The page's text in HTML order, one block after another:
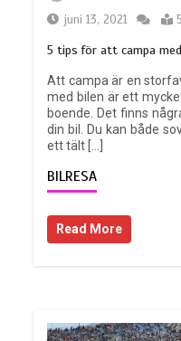
juni 13, 2021
5 tips för att campa
Att campa är en
med bilen är ett
boende. Det finns
din bil. Du kan både
ett tält […]
BILRESA
Read More